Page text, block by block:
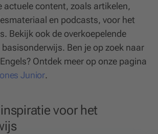
actuele content, zoals artikelen,
en podcasts, voor het
Bekijk ook de overkoepelende
Ben je op zoek naar
Ontdek meer op onze pagina
Junior.
voor het